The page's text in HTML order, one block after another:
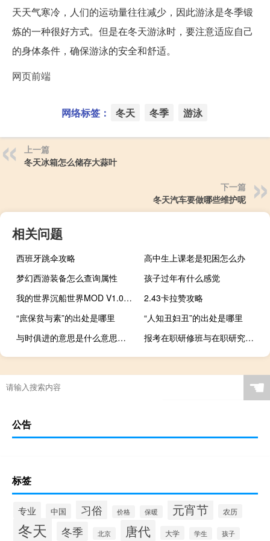
天天气寒冷，人们的运动量往往减少，因此游泳是冬季锻
炼的一种很好方式。但是在冬天游泳时，要注意适应自己
的身体条件，确保游泳的安全和舒适。
网页前端
网络标签： 冬天 冬季 游泳
上一篇
冬天冰箱怎么储存大蒜叶
下一篇
冬天汽车要做哪些维护呢
相关问题
西班牙跳伞攻略
高中生上课老是犯困怎么办
梦幻西游装备怎么查询属性
孩子过年有什么感觉
我的世界沉船世界MOD V1.0 绿色免费版（我的世界沉船世界MOD V1.0 绿色免费版功能简介）
2.43卡拉赞攻略
“庶保贫与素”的出处是哪里
“人知丑妇丑”的出处是哪里
与时俱进的意思是什么意思（与时俱进的意思）
报考在职研修班与在职研究生有什么区别
☚
公告
标签
专业 中国 习俗 价格 保暖 元宵节 农历
冬天 冬季 北京 唐代 大学 学生 孩子